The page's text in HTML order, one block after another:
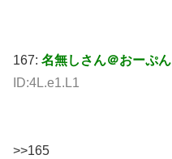
167: 名無しさん＠おーぷん
ID:4L.e1.L1
>>165